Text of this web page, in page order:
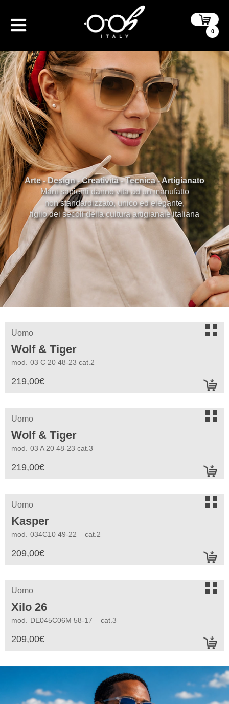
0
Arte - Design - Creatività - Tecnica - Artigianato
Mani sapienti danno vita ad un manufatto
non standardizzato, unico ed elegante,
figlio dei secoli della cultura artigianale italiana
Uomo
Wolf & Tiger
mod. 03 C 20 48-23 cat.2
219,00€
s
a
Uomo
Wolf & Tiger
mod. 03 A 20 48-23 cat.3
219,00€
s
a
Uomo
Kasper
mod. 034C10 49-22 – cat.2
209,00€
s
a
Uomo
Xilo 26
mod. DE045C06M 58-17 – cat.3
209,00€
s
a